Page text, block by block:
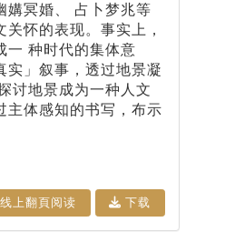
媾冥婚、 占卜梦兆等
怀的表现。事实上，
一 种时代的集体意
实」叙事，透过地景凝
讨地景成为一种人文
主体感知的书写，布示
线上翻⾴阅读 下载